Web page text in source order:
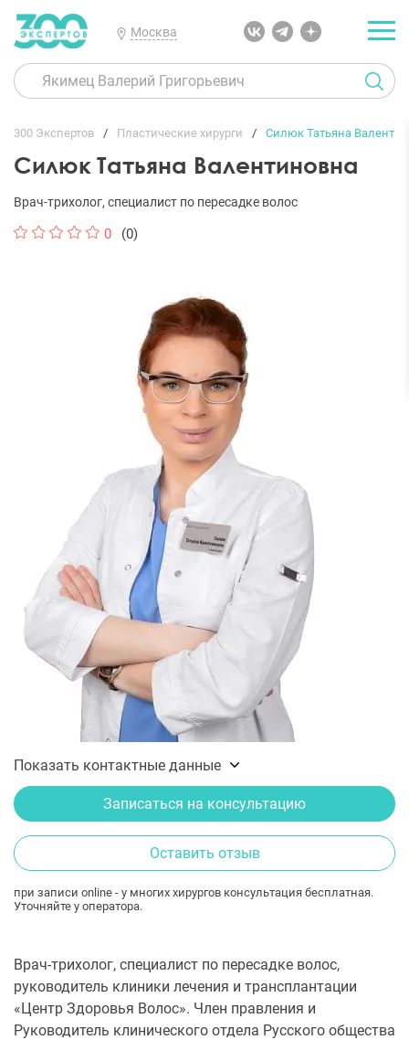
Москва
300 Экспертов Пластические хирурги Силюк Татьяна
Силюк Татьяна Валентиновна
Врач-трихолог, специалист по пересадке волос
0 (0)
Показать контактные данные
Записаться на консультацию
Оставить отзыв
при записи online - у многих хирургов консультация бесплатная.
Уточняйте у оператора.
Врач-трихолог, специалист по пересадке волос,
руководитель клиники лечения и трансплантации
«Центр Здоровья Волос». Член правления и
Руководитель клинического отдела Русского общества